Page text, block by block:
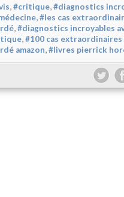
,#critique,#diagnostics
,#les cas
,#diagnostics incroyables
,#100 cas extraordinaires
amazon,#livres pierrick